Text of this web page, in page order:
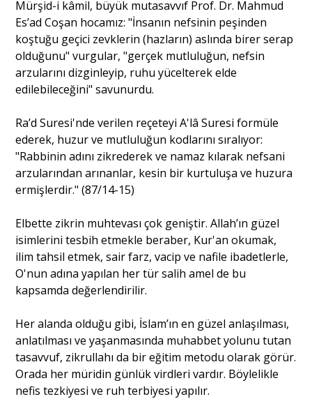
Mürşid-i kâmil, büyük mutasavvıf Prof. Dr. Mahmud
Es’ad Coşan hocamız: "İnsanın nefsinin peşinden
koştuğu geçici zevklerin (hazların) aslında birer serap
olduğunu" vurgular, "gerçek mutluluğun, nefsin
arzularını dizginleyip, ruhu yücelterek elde
edilebileceğini" savunurdu.
Ra’d Suresi'nde verilen reçeteyi A'lâ Suresi formüle
ederek, huzur ve mutluluğun kodlarını sıralıyor:
"Rabbinin adını zikrederek ve namaz kılarak nefsani
arzularından arınanlar, kesin bir kurtuluşa ve huzura
ermişlerdir." (87/14-15)
Elbette zikrin muhtevası çok geniştir. Allah’ın güzel
isimlerini tesbih etmekle beraber, Kur'an okumak,
ilim tahsil etmek, sair farz, vacip ve nafile ibadetlerle,
O'nun adına yapılan her tür salih amel de bu
kapsamda değerlendirilir.
Her alanda olduğu gibi, İslam’ın en güzel anlaşılması,
anlatılması ve yaşanmasında muhabbet yolunu tutan
tasavvuf, zikrullahı da bir eğitim metodu olarak görür.
Orada her müridin günlük virdleri vardır. Böylelikle
nefis tezkiyesi ve ruh terbiyesi yapılır.